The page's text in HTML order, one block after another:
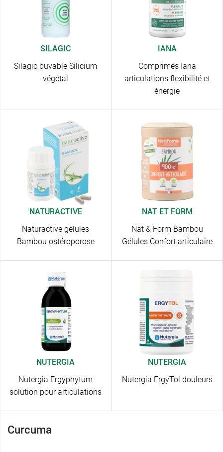
SILAGIC
Silagic buvable Silicium
végétal
IANA
Comprimés Iana
articulations flexibilité et
énergie
NATURACTIVE
Naturactive gélules
Bambou ostéroporose
NAT ET FORM
Nat & Form Bambou
Gélules Confort articulaire
NUTERGIA
Nutergia Ergyphytum
solution pour articulations
NUTERGIA
Nutergia ErgyTol douleurs
Curcuma